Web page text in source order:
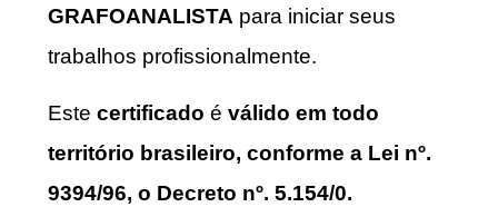
GRAFOANALISTA para iniciar seus
trabalhos profissionalmente.
Este certificado é válido em todo
território brasileiro, conforme a Lei nº.
9394/96, o Decreto nº. 5.154/0.